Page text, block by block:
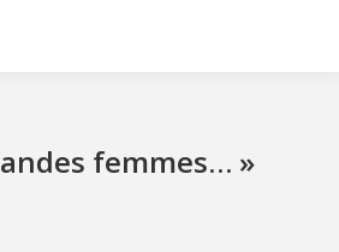
femmes… »